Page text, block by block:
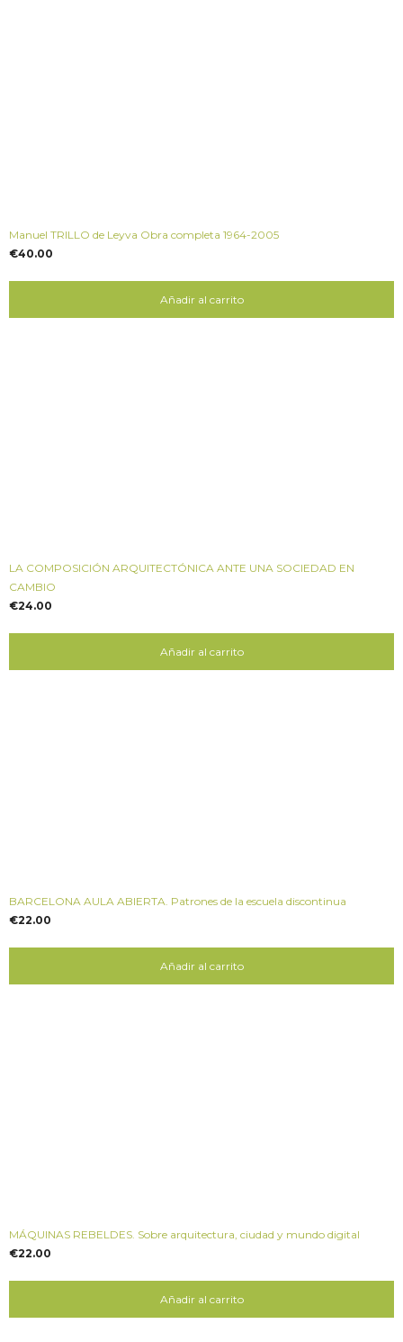
Manuel TRILLO de Leyva Obra completa 1964-2005
€40.00
Añadir al carrito
LA COMPOSICIÓN ARQUITECTÓNICA ANTE UNA SOCIEDAD EN
CAMBIO
€24.00
Añadir al carrito
BARCELONA AULA ABIERTA. Patrones de la escuela discontinua
€22.00
Añadir al carrito
MÁQUINAS REBELDES. Sobre arquitectura, ciudad y mundo digital
€22.00
Añadir al carrito